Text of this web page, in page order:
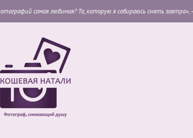
Та, которую я собираюсь снять завтра», —Имоджен Каннингем.